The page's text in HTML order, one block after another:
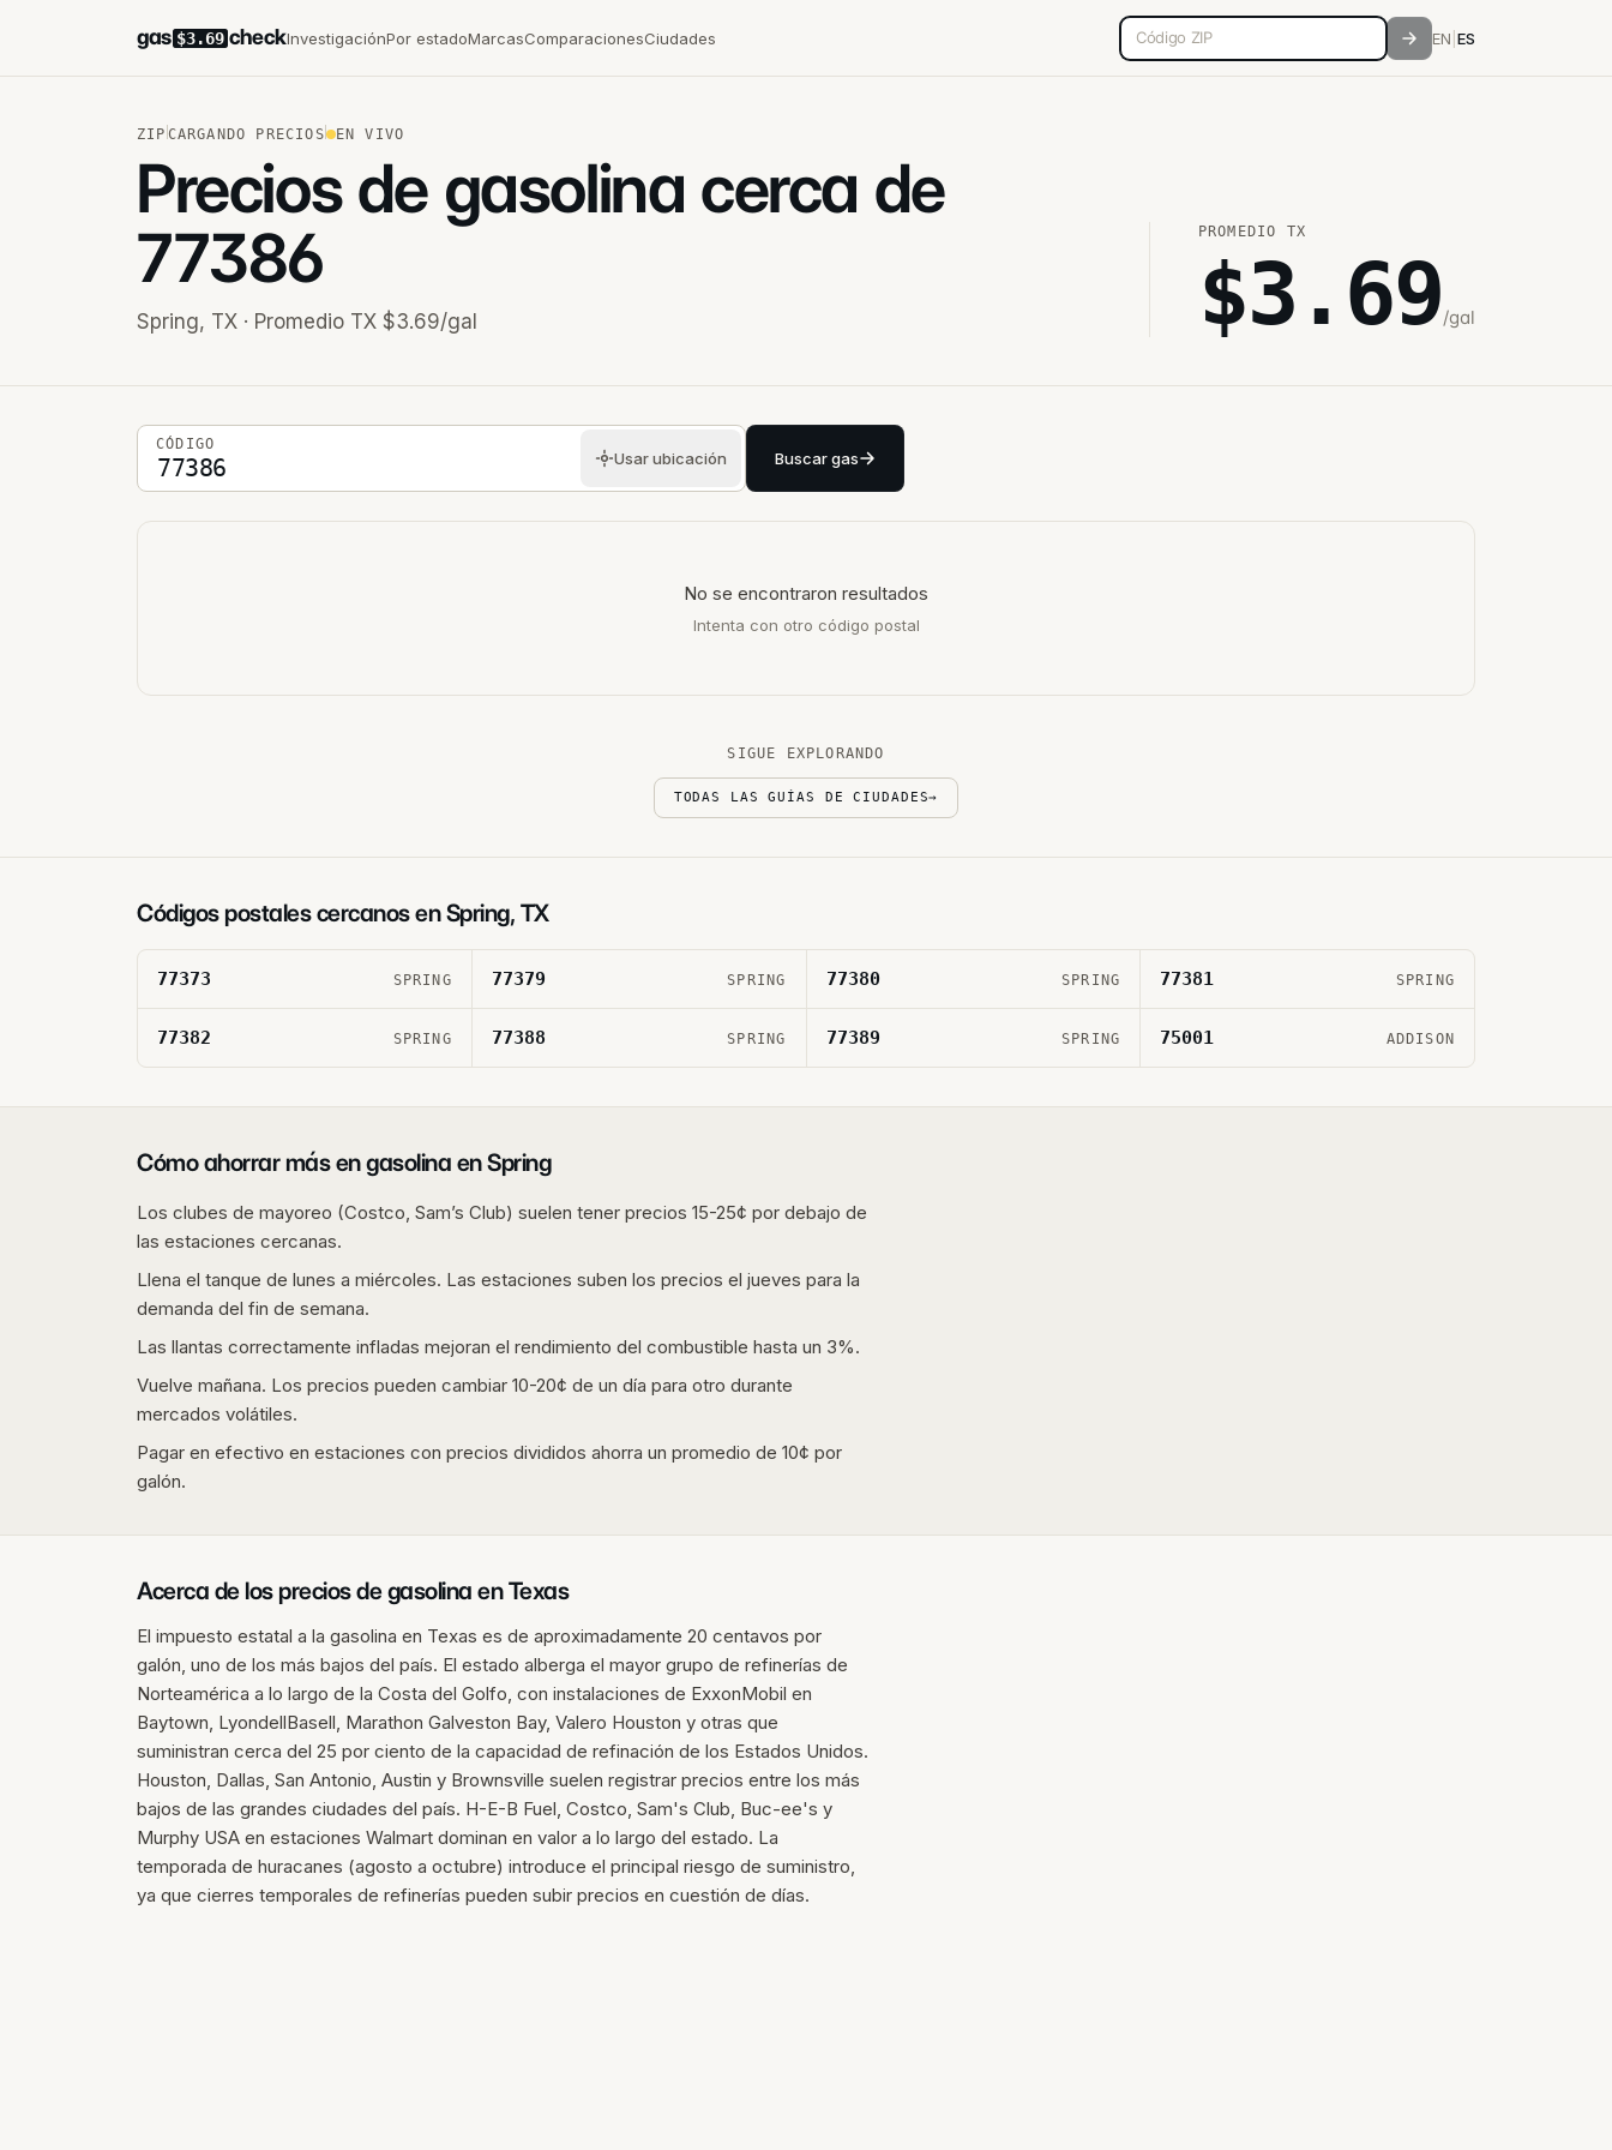
gas $3.69 checkInvestigaciónPor estadoMarcasComparacionesCiudades Código postal de 5 dígitos EN ES
ZIP CARGANDO PRECIOS EN VIVO
Precios de gasolina cerca de
77386
Spring, TX · Promedio TX $3.69/gal
PROMEDIO TX
$3.69/gal
Código postal de 5 dígitos
CÓDIGO
Usar ubicación Buscar gas
Estaciones cercanas
No se encontraron resultados
Intenta con otro código postal
SIGUE EXPLORANDO
TODAS LAS GUÍAS DE CIUDADES→
Códigos postales cercanos enSpring, TX
77373 SPRING 77379 SPRING 77380 SPRING 77381 SPRING
77382 SPRING 77388 SPRING 77389 SPRING 75001 ADDISON
Cómo ahorrar más en gasolina enSpring
Los clubes de mayoreo (Costco, Sam’s Club) suelen tener precios 15-25¢ por debajo de
las estaciones cercanas.
Llena el tanque de lunes a miércoles. Las estaciones suben los precios el jueves para la
demanda del fin de semana.
Las llantas correctamente infladas mejoran el rendimiento del combustible hasta un 3%.
Vuelve mañana. Los precios pueden cambiar 10-20¢ de un día para otro durante
mercados volátiles.
Pagar en efectivo en estaciones con precios divididos ahorra un promedio de 10¢ por
galón.
Acerca de los precios de gasolina en Texas
El impuesto estatal a la gasolina en Texas es de aproximadamente 20 centavos por
galón, uno de los más bajos del país. El estado alberga el mayor grupo de refinerías de
Norteamérica a lo largo de la Costa del Golfo, con instalaciones de ExxonMobil en
Baytown, LyondellBasell, Marathon Galveston Bay, Valero Houston y otras que
suministran cerca del 25 por ciento de la capacidad de refinación de los Estados Unidos.
Houston, Dallas, San Antonio, Austin y Brownsville suelen registrar precios entre los más
bajos de las grandes ciudades del país. H-E-B Fuel, Costco, Sam's Club, Buc-ee's y
Murphy USA en estaciones Walmart dominan en valor a lo largo del estado. La
temporada de huracanes (agosto a octubre) introduce el principal riesgo de suministro,
ya que cierres temporales de refinerías pueden subir precios en cuestión de días.